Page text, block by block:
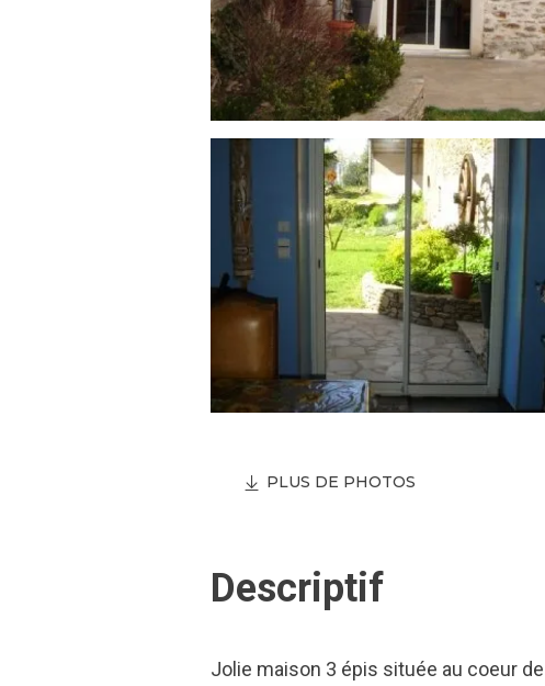
PLUS DE PHOTOS
Descriptif
Jolie maison 3 épis située au coeur